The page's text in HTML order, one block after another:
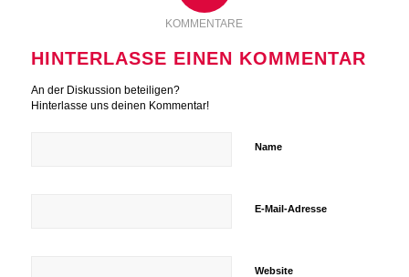
KOMMENTARE
HINTERLASSE EINEN KOMMENTAR
An der Diskussion beteiligen?
Hinterlasse uns deinen Kommentar!
Name
E-Mail-Adresse
Website